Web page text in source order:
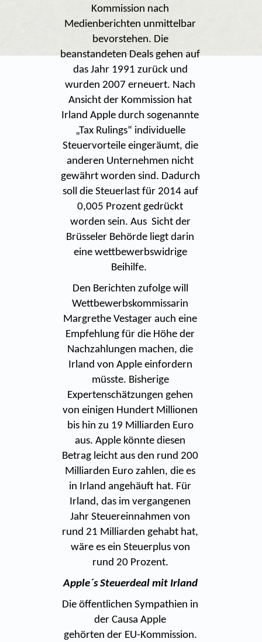
Kommission nach
Medienberichten unmittelbar
bevorstehen. Die
beanstandeten Deals gehen auf
das Jahr 1991 zurück und
wurden 2007 erneuert. Nach
Ansicht der Kommission hat
Irland Apple durch sogenannte
„Tax Rulings“ individuelle
Steuervorteile eingeräumt, die
anderen Unternehmen nicht
gewährt worden sind. Dadurch
soll die Steuerlast für 2014 auf
0,005 Prozent gedrückt
worden sein. Aus Sicht der
Brüsseler Behörde liegt darin
eine wettbewerbswidrige
Beihilfe.
Den Berichten zufolge will
Wettbewerbskommissarin
Margrethe Vestager auch eine
Empfehlung für die Höhe der
Nachzahlungen machen, die
Irland von Apple einfordern
müsste. Bisherige
Expertenschätzungen gehen
von einigen Hundert Millionen
bis hin zu 19 Milliarden Euro
aus. Apple könnte diesen
Betrag leicht aus den rund 200
Milliarden Euro zahlen, die es
in Irland angehäuft hat. Für
Irland, das im vergangenen
Jahr Steuereinnahmen von
rund 21 Milliarden gehabt hat,
wäre es ein Steuerplus von
rund 20 Prozent.
Apple´s Steuerdeal mit Irland
Die öffentlichen Sympathien in
der Causa Apple
gehörten der EU-Kommission.